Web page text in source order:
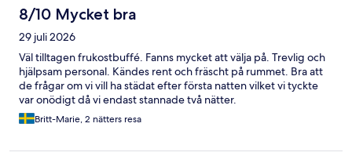
8/10 Mycket bra
29 juli 2026
Väl tilltagen frukostbuffé. Fanns mycket att välja på. Trevlig och
hjälpsam personal. Kändes rent och fräscht på rummet. Bra att
de frågar om vi vill ha städat efter första natten vilket vi tyckte
var onödigt då vi endast stannade två nätter.
Britt-Marie, 2 nätters resa